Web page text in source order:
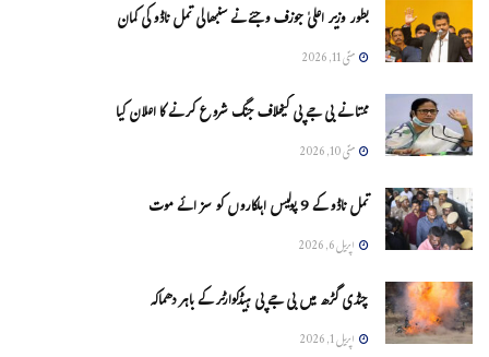
بطور وزیر اعلیٰ جوزف وجئے نے سنبھالی تمل ناڈو کی کمان
مئی 11, 2026
ممتا نے بی جے پی کیخلاف جنگ شروع کرنے کا اعلان کیا
مئی 10, 2026
تمل ناڈو کے 9 پولیس اہلکاروں کو سزائے موت
اپریل 6, 2026
چنڈی گڑھ میں بی جے پی ہیڈکوارٹر کے باہر دھماکہ
اپریل 1, 2026